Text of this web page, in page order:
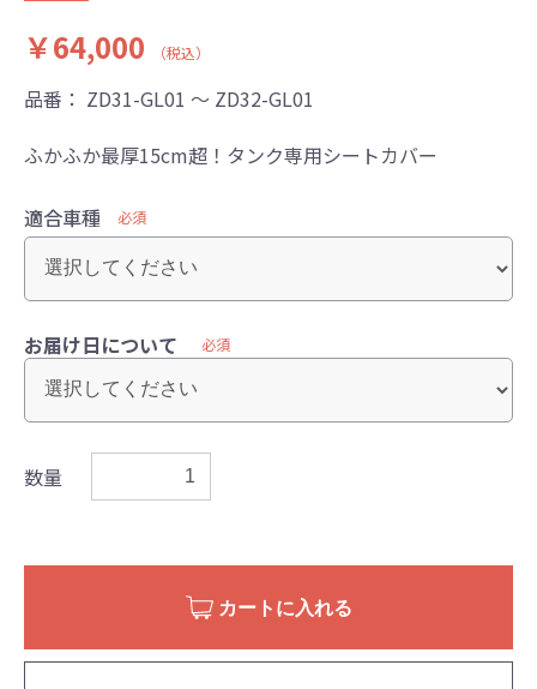
￥64,000 （税込）
品番： ZD31-GL01 ～ ZD32-GL01
ふかふか最厚15cm超！タンク専用シートカバー
適合車種 必須
お届け日について 必須
数量
カートに入れる